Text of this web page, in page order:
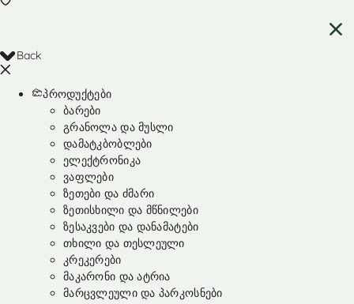
Back
პროდუქტები
ბარები
გრანოლა და მუსლი
დამატკბობლები
ელექტრონიკა
ვაფლები
ზეთები და ძმარი
ზეთისხილი და მწნილები
ზესაკვები და დანამატები
თხილი და თესლეული
კრეკერები
მაკარონი და ატრია
მარცვლეული და პარკოსნები